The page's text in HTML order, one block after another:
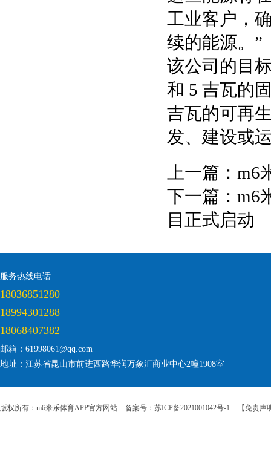
工业客户，
续的能源。”
该公司的目
和 5 吉瓦的
吉瓦的可再
发、建设或
上一篇： m6
下一篇： m6
目正式启动
服务热线电话
18036851280
18994301288
18068407382
邮箱：61998061@qq.com
地址：江苏省昆山市前进西路华润万象汇商业中心2幢1908室
版权所有：m6米乐体育APP官方网站 备案号：苏ICP备2021001042号-1 【免责声